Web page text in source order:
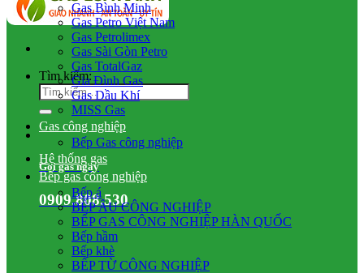
Tìm kiếm:
Gọi gas ngay
0909.808.530
Gas Bình Minh
Gas Petro Việt Nam
Gas Petrolimex
Gas Sài Gòn Petro
Gas TotalGaz
Gia Đình Gas
Gas Dầu Khí
MISS Gas
Gas công nghiệp
Bếp Gas công nghiệp
Hệ thống gas
Bếp gas công nghiệp
Bếp á
BẾP ÂU CÔNG NGHIỆP
BẾP GAS CÔNG NGHIỆP HÀN QUỐC
Bếp hầm
Bếp khè
BẾP TỪ CÔNG NGHIỆP